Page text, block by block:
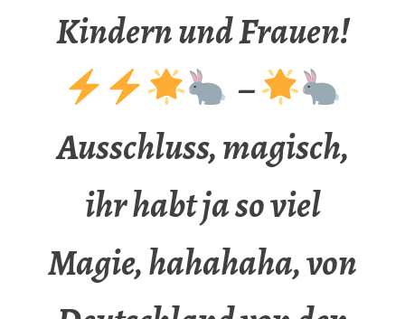
Kindern und Frauen!
–
Ausschluss, magisch,
ihr habt ja so viel
Magie, hahahaha, von